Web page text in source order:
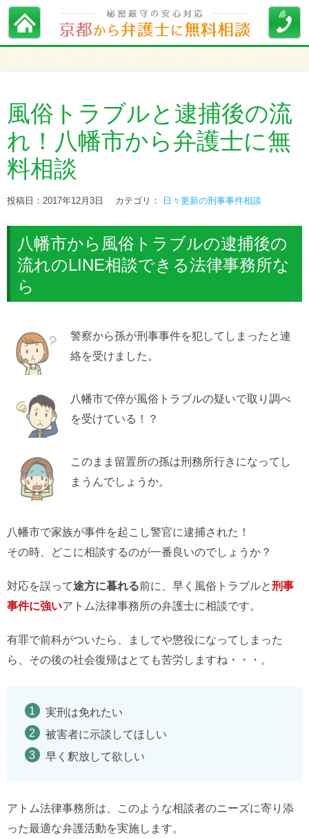
風俗トラブルと逮捕後の流
れ！八幡市から弁護士に無
料相談
投稿日：2017年12月3日 カテゴリ： 日々更新の刑事事件相談
八幡市から風俗トラブルの逮捕後の
流れのLINE相談できる法律事務所な
ら
警察から孫が刑事事件を犯してしまったと連
絡を受けました。
八幡市で倅が風俗トラブルの疑いで取り調べ
を受けている！？
このまま留置所の孫は刑務所行きになってし
まうんでしょうか。
八幡市で家族が事件を起こし警官に逮捕された！
その時、どこに相談するのが一番良いのでしょうか？
対応を誤って途方に暮れる前に、早く風俗トラブルと刑事
事件に強いアトム法律事務所の弁護士に相談です。
有罪で前科がついたら、ましてや懲役になってしまった
ら、その後の社会復帰はとても苦労しますね・・・。
実刑は免れたい
被害者に示談してほしい
早く釈放して欲しい
アトム法律事務所は、このような相談者のニーズに寄り添
った最適な弁護活動を実施します。